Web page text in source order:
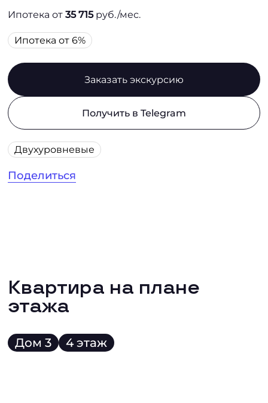
Ипотека от35 715руб./мес.
Ипотека от 6%
Заказать экскурсию
Получить в Telegram
Двухуровневые
Поделиться
Квартира на плане
этажа
Дом 3 4 этаж